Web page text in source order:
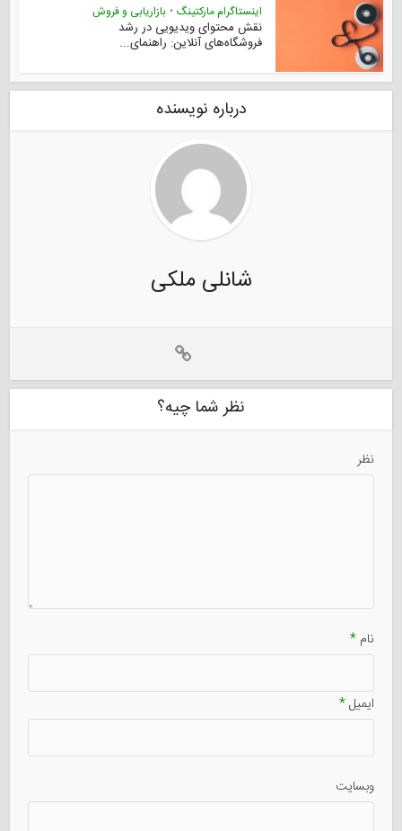
اینستاگرام مارکتینگ • بازاریابی و فروش
نقش محتوای ویدیویی در رشد
فروشگاه‌های آنلاین: راهنمای...
درباره نویسنده
شانلی ملکی
نظر شما چیه؟
نظر
نام*
ایمیل*
وبسایت